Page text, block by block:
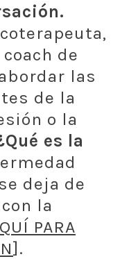
de
las
de la
o la
es la
deja de
la
PARA
].